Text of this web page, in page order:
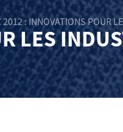
: INNOVATIONS POUR
LES